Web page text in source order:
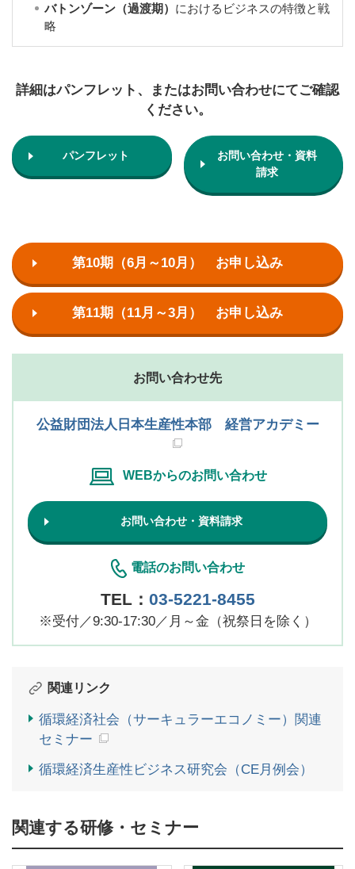
バトンゾーン（過渡期） におけるビジネスの特徴と戦
略
詳細はパンフレット、またはお問い合わせにてご確認
ください。
パンフレット
お問い合わせ・資料
請求
第10期（6月～10月） お申し込み
第11期（11月～3月） お申し込み
お問い合わせ先
公益財団法人日本生産性本部 経営アカデミー
WEBからのお問い合わせ
お問い合わせ・資料請求
電話のお問い合わせ
TEL： 03-5221-8455
※受付／9:30-17:30／月～金（祝祭日を除く）
関連リンク
循環経済社会（サーキュラーエコノミー）関連
セミナー
循環経済生産性ビジネス研究会（CE月例会）
関連する研修・セミナー